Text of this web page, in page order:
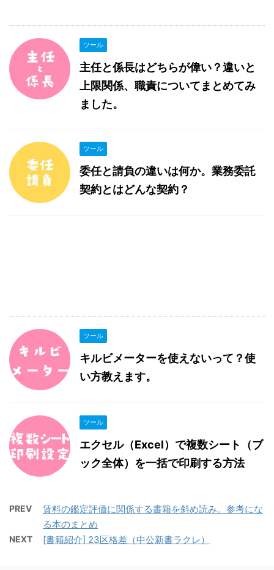
ツール
主任と係長はどちらが偉い？違いと
上限関係、職責についてまとめてみ
ました。
ツール
委任と請負の違いは何か。業務委託
契約とはどんな契約？
ツール
キルビメーターを使えないって？使
い方教えます。
ツール
エクセル（Excel）で複数シート（ブ
ック全体）を一括で印刷する方法
PREV
賃料の鑑定評価に関係する書籍を斜め読み。参考にな
る本のまとめ
NEXT [書籍紹介] 23区格差（中公新書ラクレ）